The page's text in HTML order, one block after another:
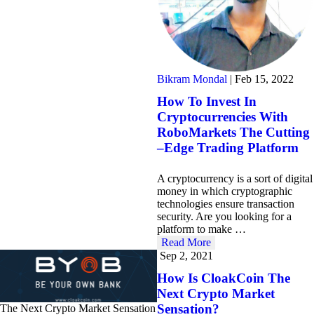
Bikram Mondal | Feb 15, 2022
How To Invest In
Cryptocurrencies With
RoboMarkets The Cutting
–Edge Trading Platform
A cryptocurrency is a sort of digital
money in which cryptographic
technologies ensure transaction
security. Are you looking for a
platform to make …
Read More
The Next Crypto Market Sensation
Sep 2, 2021
How Is CloakCoin The
Next Crypto Market
Sensation?